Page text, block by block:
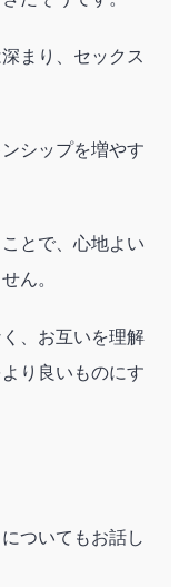
まり、セックス
シップを増やす
とで、心地よい
ん。
、お互いを理解
り良いものにす
ついてもお話し